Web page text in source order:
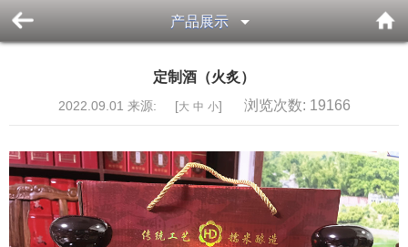
产品展示
定制酒（火炙）
2022.09.01 来源: [大 中 小] 浏览次数: 19166